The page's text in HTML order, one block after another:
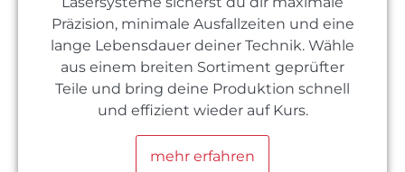
Präzision, minimale Ausfallzeiten und eine
lange Lebensdauer deiner Technik. Wähle
aus einem breiten Sortiment geprüfter
Teile und bring deine Produktion schnell
und effizient wieder auf Kurs.
mehr erfahren